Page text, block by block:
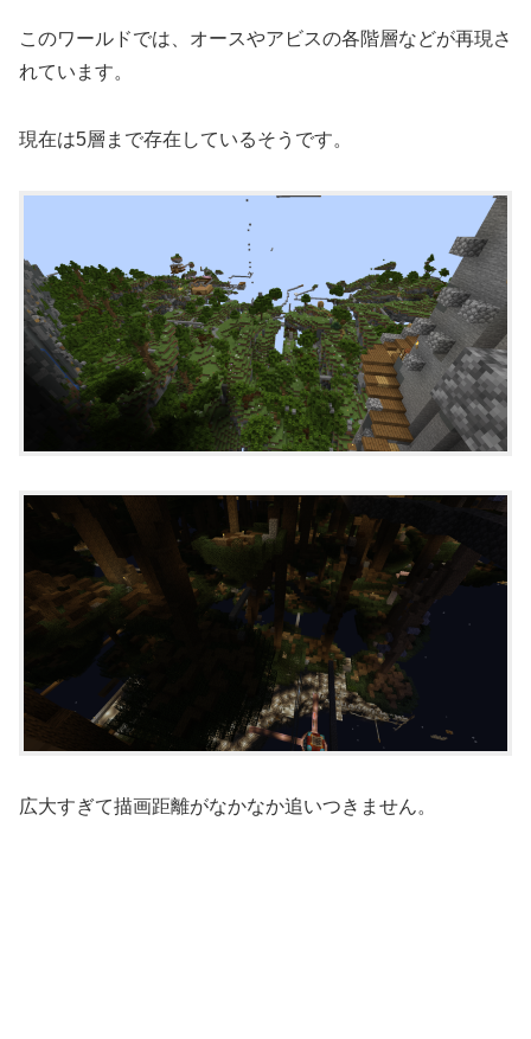
このワールドでは、オースやアビスの各階層などが再現さ
れています。
現在は5層まで存在しているそうです。
広大すぎて描画距離がなかなか追いつきません。